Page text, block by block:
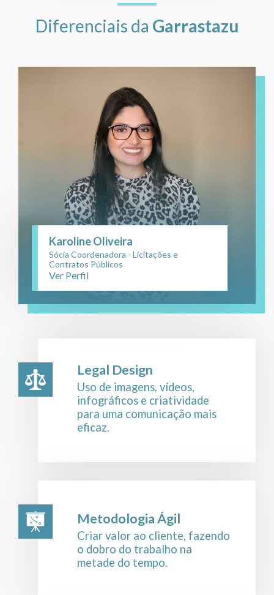
Diferenciais da Garrastazu
Karoline Oliveira
Sócia Coordenadora - Licitações e
Contratos Públicos
Ver Perfil
Legal Design
Uso de imagens, vídeos,
infográficos e criatividade
para uma comunicação mais
eficaz.
Metodologia Ágil
Criar valor ao cliente, fazendo
o dobro do trabalho na
metade do tempo.